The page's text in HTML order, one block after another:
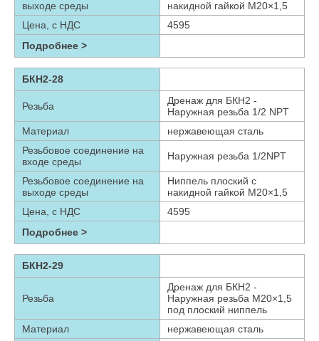
выходе среды
накидной гайкой М20×1,5
Цена, с НДС
4595
Подробнее >
БКН2-28
Резьба
Дренаж для БКН2 -
Наружная резьба 1/2 NPT
Материал
нержавеющая сталь
Резьбовое соединение на
входе среды
Наружная резьба 1/2NPT
Резьбовое соединение на
выходе среды
Ниппель плоский с
накидной гайкой М20×1,5
Цена, с НДС
4595
Подробнее >
БКН2-29
Резьба
Дренаж для БКН2 -
Наружная резьба М20×1,5
под плоский ниппель
Материал
нержавеющая сталь